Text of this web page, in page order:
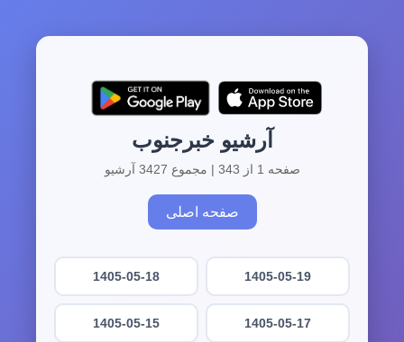
آرشیو خبرجنوب
صفحه 1 از 343 | مجموع 3427 آرشیو
صفحه اصلی
1405-05-19
1405-05-18
1405-05-17
1405-05-15